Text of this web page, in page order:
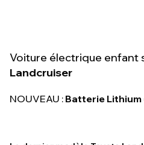
Voiture électrique enfant
Landcruiser
NOUVEAU : Batterie Lithium